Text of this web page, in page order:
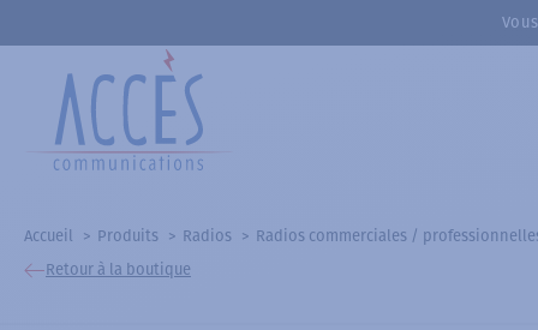
Accueil Produits Radios
Radios commerciales /
Retour à la boutique